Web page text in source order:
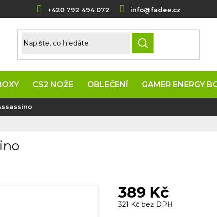
+420 792 494 072 info@fadee.cz
HLEDAT
CS2 NOŽE OBLEČENÍ GAMER ENERGY
389 Kč
321 Kč bez DPH